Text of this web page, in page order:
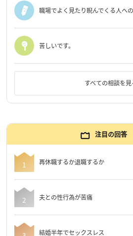
職場でよく見たり睨んでくる人へ
苦しいです。
すべての相談を見
注目の回答
再休職するか退職するか
夫との性行為が苦痛
結婚半年でセックスレス